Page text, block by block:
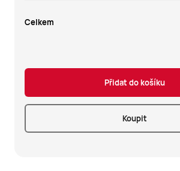
Celkem
Přidat do košíku
Koupit